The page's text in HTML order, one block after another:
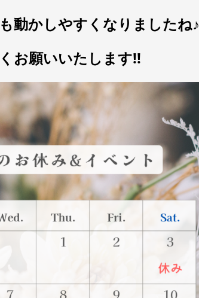
動かしやすくなりましたね♪
お願いいたします!!